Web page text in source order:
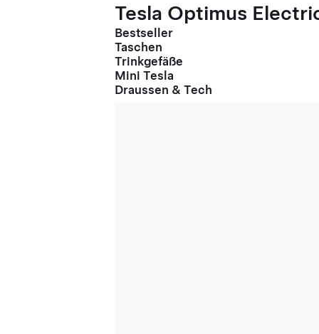
Tesla Optimus
Bestseller
Taschen
Trinkgefäße
Mini Tesla
Draussen & Tech